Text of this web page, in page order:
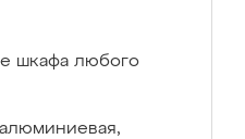
шкафа любого
алюминиевая,